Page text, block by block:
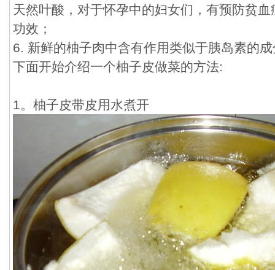
天然叶酸，对于怀孕中的妇女们，有预防贫
功效；
6. 新鲜的柚子肉中含有作用类似于胰岛素的
下面开始介绍一个柚子皮做菜的方法:
1。柚子皮带皮用水煮开